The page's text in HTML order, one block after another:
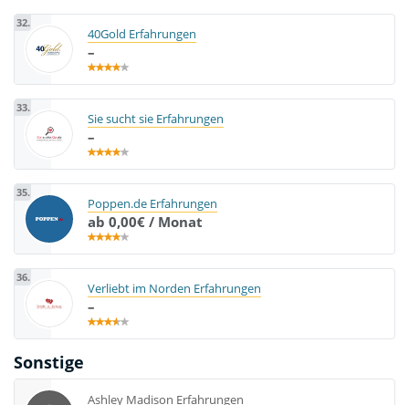
32.
40Gold Erfahrungen
–
33.
Sie sucht sie Erfahrungen
–
35.
Poppen.de Erfahrungen
ab 0,00€ / Monat
36.
Verliebt im Norden Erfahrungen
–
Sonstige
Ashley Madison Erfahrungen